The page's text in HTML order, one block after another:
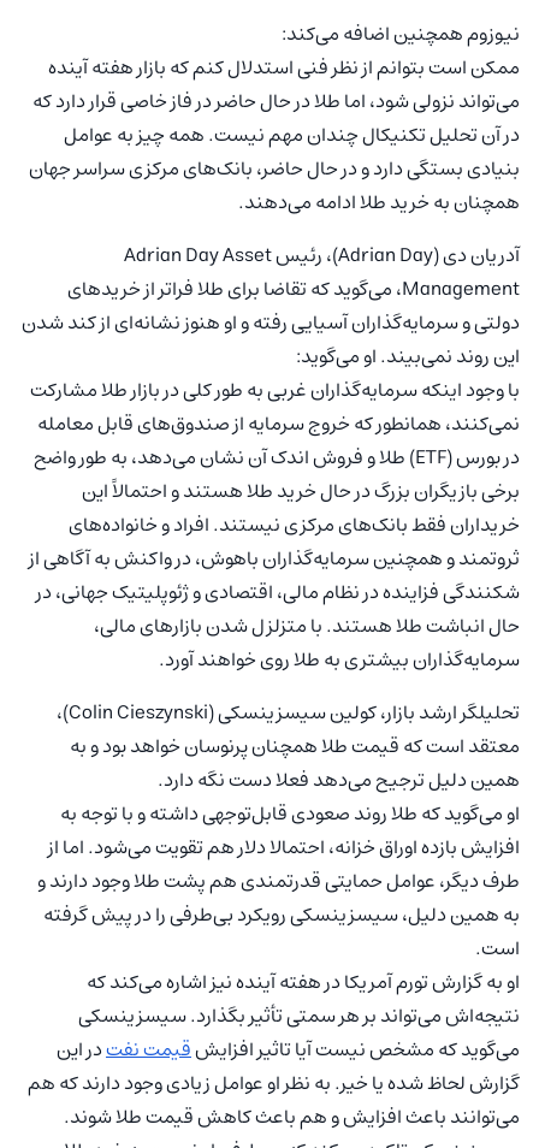
نیوزوم همچنین اضافه می‌کند:
ممکن است بتوانم از نظر فنی استدلال کنم که بازار هفته آینده
می‌تواند نزولی شود، اما طلا در حال حاضر در فاز خاصی قرار دارد که
در آن تحلیل تکنیکال چندان مهم نیست. همه چیز به عوامل
بنیادی بستگی دارد و در حال حاضر، بانک‌های مرکزی سراسر جهان
همچنان به خرید طلا ادامه می‌دهند.
آدریان دی (Adrian Day)، رئیس Adrian Day Asset
Management، می‌گوید که تقاضا برای طلا فراتر از خریدهای
دولتی و سرمایه‌گذاران آسیایی رفته و او هنوز نشانه‌ای از کند شدن
این روند نمی‌بیند. او می‌گوید:
با وجود اینکه سرمایه‌گذاران غربی به طور کلی در بازار طلا مشارکت
نمی‌کنند، همانطور که خروج سرمایه از صندوق‌های قابل معامله
در بورس (ETF) طلا و فروش اندک آن نشان می‌دهد، به طور واضح
برخی بازیگران بزرگ در حال خرید طلا هستند و احتمالاً این
خریداران فقط بانک‌های مرکزی نیستند. افراد و خانواده‌های
ثروتمند و همچنین سرمایه‌گذاران باهوش، در واکنش به آگاهی از
شکنندگی فزاینده در نظام مالی، اقتصادی و ژئوپلیتیک جهانی، در
حال انباشت طلا هستند. با متزلزل شدن بازارهای مالی،
سرمایه‌گذاران بیشتری به طلا روی خواهند آورد.
تحلیلگر ارشد بازار، کولین سیسزینسکی (Colin Cieszynski)،
معتقد است که قیمت طلا همچنان پرنوسان خواهد بود و به
همین دلیل ترجیح می‌دهد فعلا دست نگه دارد.
او می‌گوید که طلا روند صعودی قابل‌توجهی داشته و با توجه به
افزایش بازده اوراق خزانه، احتمالا دلار هم تقویت می‌شود. اما از
طرف دیگر، عوامل حمایتی قدرتمندی هم پشت طلا وجود دارند و
به همین دلیل، سیسزینسکی رویکرد بی‌طرفی را در پیش گرفته
است.
او به گزارش تورم آمریکا در هفته آینده نیز اشاره می‌کند که
نتیجه‌اش می‌تواند بر هر سمتی تأثیر بگذارد. سیسزینسکی
می‌گوید که مشخص نیست آیا تاثیر افزایشقیمت نفتدر این
گزارش لحاظ شده یا خیر. به نظر او عوامل زیادی وجود دارند که هم
می‌توانند باعث افزایش و هم باعث کاهش قیمت طلا شوند.